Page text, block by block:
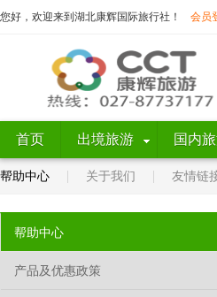
您好，欢迎来到湖北康辉国际旅行社！ 会员
首页 出境旅游 国内
帮助中心 关于我们 友情链
帮助中心
产品及优惠政策